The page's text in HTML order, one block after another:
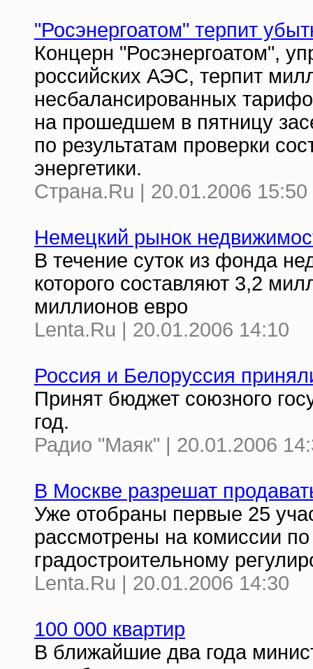
"Росэнергоатом" терпит
Концерн "Росэнергоатом",
российских АЭС, терпит
несбалансированных
на прошедшем в пятницу
по результатам проверки
энергетики.
Страна.Ru | 20.01.2006 15:50
Немецкий рынок
В течение суток из фонда
которого составляют 3,2
миллионов евро
Lenta.Ru | 20.01.2006 14:10
Россия и Белоруссия
Принят бюджет союзного
год.
Радио "Маяк" | 20.01.2006
В Москве разрешат
Уже отобраны первые 25
рассмотрены на комиссии
градостроительному
Lenta.Ru | 20.01.2006 14:30
100 000 квартир
В ближайшие два года